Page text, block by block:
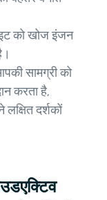
को खोज इंजन
सामग्री को
करता है,
दर्शकों